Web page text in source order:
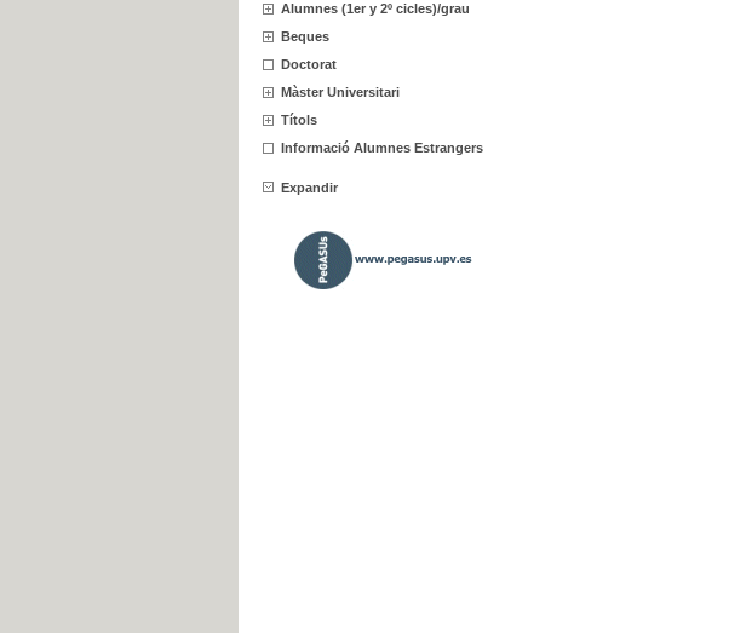
Alumnes (1er y 2º cicles)/grau
Beques
Doctorat
Màster Universitari
Títols
Informació Alumnes Estrangers
Expandir